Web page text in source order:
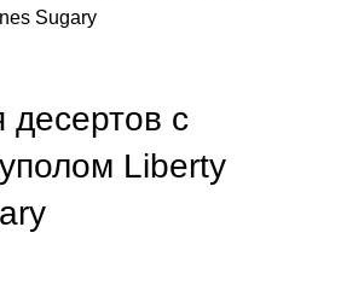
Sugary
с
Liberty